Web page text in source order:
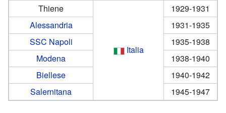
Thiene
Italia
1929-1931
Alessandria
1931-1935
SSC Napoli
1935-1938
Modena
1938-1940
Biellese
1940-1942
Salernitana
1945-1947